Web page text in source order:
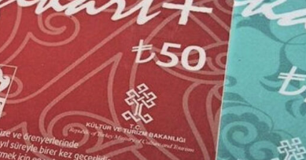
adamların önüne gelip
ifade vermez”